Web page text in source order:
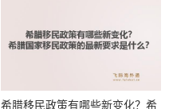
希腊移民政策有哪些新变化？希